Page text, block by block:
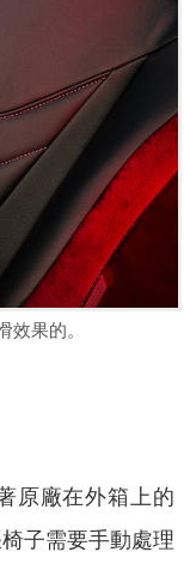
效果的。
原廠在外箱上的
子需要手動處理